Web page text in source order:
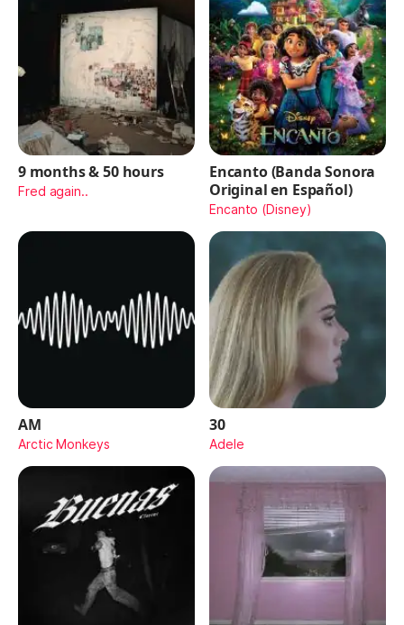
9 months & 50 hours
Fred again..
Encanto (Banda Sonora
Original en Español)
Encanto (Disney)
AM
Arctic Monkeys
30
Adele